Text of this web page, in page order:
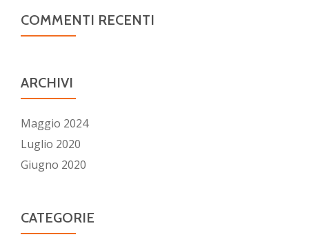
COMMENTI RECENTI
ARCHIVI
Maggio 2024
Luglio 2020
Giugno 2020
CATEGORIE